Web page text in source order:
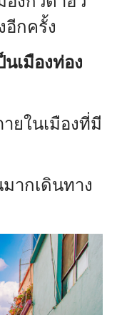
อีกครั้ง
นเมืองท่อง
ยในเมืองที่มี
ากเดินทาง